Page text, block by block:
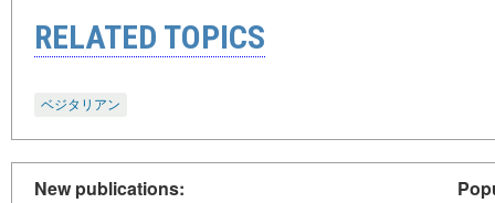
RELATED TOPICS
ベジタリアン
New publications: